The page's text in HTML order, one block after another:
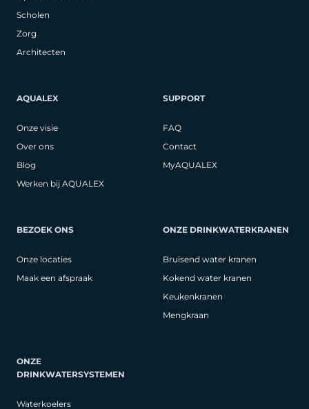
Scholen
Zorg
Architecten
AQUALEX
Onze visie
Over ons
Blog
Werken bij AQUALEX
SUPPORT
FAQ
Contact
MyAQUALEX
BEZOEK ONS
Onze locaties
Maak een afspraak
ONZE DRINKWATERKRANEN
Bruisend water kranen
Kokend water kranen
Keukenkranen
Mengkraan
ONZE
DRINKWATERSYSTEMEN
Waterkoelers